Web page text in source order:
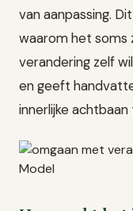
van aanpassing.
waarom het soms
verandering zelf
en geeft
innerlijke